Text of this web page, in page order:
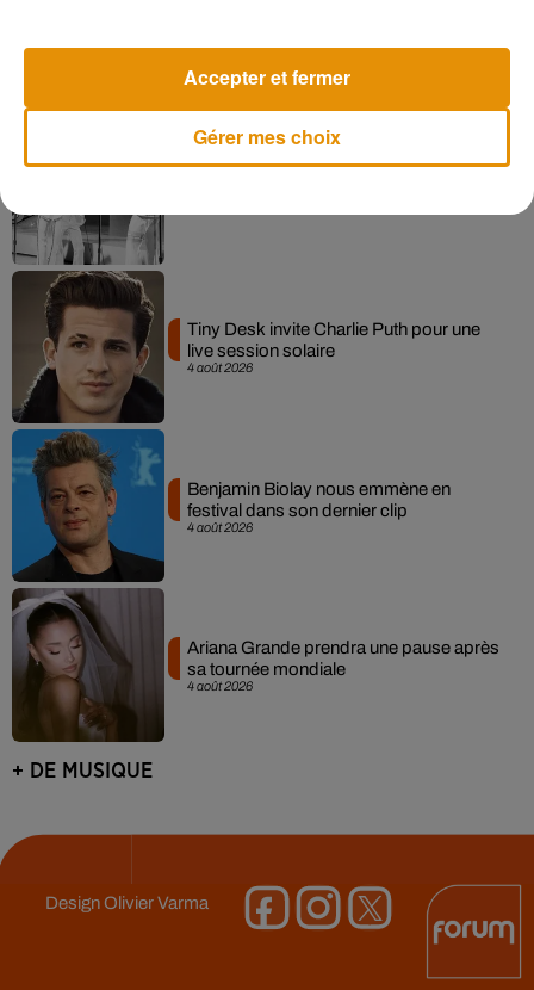
6 août 2026
Après le film, bientôt une docu-série sur
4 août 2026
Tiny Desk invite Charlie Puth pour une
live session solaire
4 août 2026
Benjamin Biolay nous emmène en
festival dans son dernier clip
4 août 2026
Ariana Grande prendra une pause après
sa tournée mondiale
+ DE MUSIQUE
DesignOlivier Varma
Gérer mes choix
Accepter et fermer